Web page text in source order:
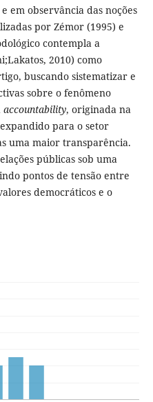
em observância das noções
por Zémor (1995) e
contempla a
2010) como
buscando sistematizar e
sobre o fenômeno
accountability, originada na
para o setor
uma maior transparência.
públicas sob uma
pontos de tensão entre
democráticos e o